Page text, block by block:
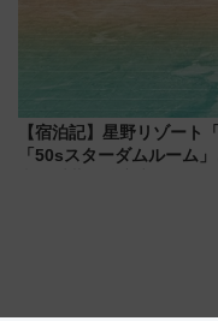
【宿泊記】星野リゾート
「50sスターダムルーム